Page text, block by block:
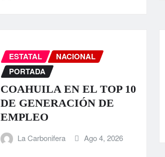
ESTATAL
NACIONAL
PORTADA
COAHUILA EN EL TOP 10
DE GENERACIÓN DE
EMPLEO
La Carbonifera Ago 4, 2026